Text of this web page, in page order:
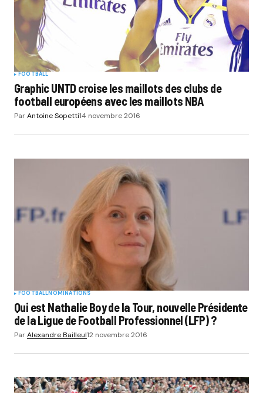
FOOTBALL
Graphic UNTD croise les maillots des clubs de
football européens avec les maillots NBA
ParAntoine Sopetti14 novembre 2016
FOOTBALLNOMINATIONS
Qui est Nathalie Boy de la Tour, nouvelle Présidente
de la Ligue de Football Professionnel (LFP) ?
ParAlexandre Bailleul12 novembre 2016